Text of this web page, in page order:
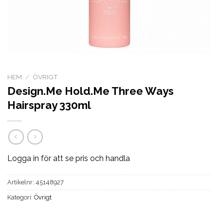
HEM / ÖVRIGT
Design.Me Hold.Me Three Ways
Hairspray 330ml
Logga in för att se pris och handla
Artikelnr: 45148927
Kategori: Övrigt